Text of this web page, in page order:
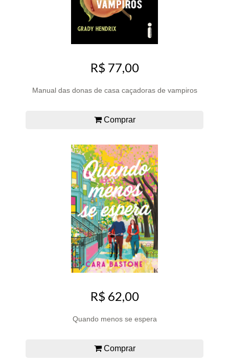
R$ 77,00
Manual das donas de casa caçadoras de vampiros
Comprar
R$ 62,00
Quando menos se espera
Comprar